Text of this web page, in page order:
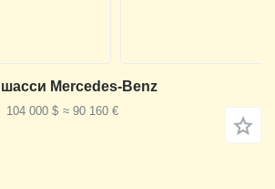
Mercedes-Benz
104 000 $ ≈ 90 160 €